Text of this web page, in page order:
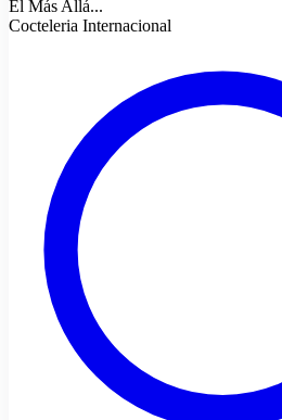
El Más Allá...
Cocteleria Internacional